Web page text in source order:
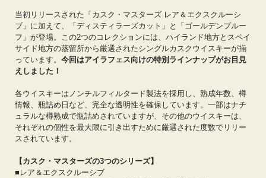
当初リリースされた「カスク・マスターズ レア＆エクスクルーシ
ブ」に加えて、「ディスティラーズカット」と「ゴールデンプルー
フ」が登場。この2つのコレクションには、ハイランド地方とスペイ
サイド地方の蒸留所から厳選されたシングルカスクウイスキーが揃
っています。 今回はアイラフェス向けの特別ラインナップがお目見
えしました！
各ウイスキーはノンチルフィルタード製法を採用し、熟成年数、樽
情報、瓶詰め日など、完全な透明性を確保しています。一部はナチ
ュラルな樽熟成で瓶詰めされていますが、その他のウイスキーは、
それぞれの個性を最大限に引き出すために厳選された度数でリリー
スされています。
【カスク・マスターズの3つのシリーズ】
■レア＆エクスクルーシブ